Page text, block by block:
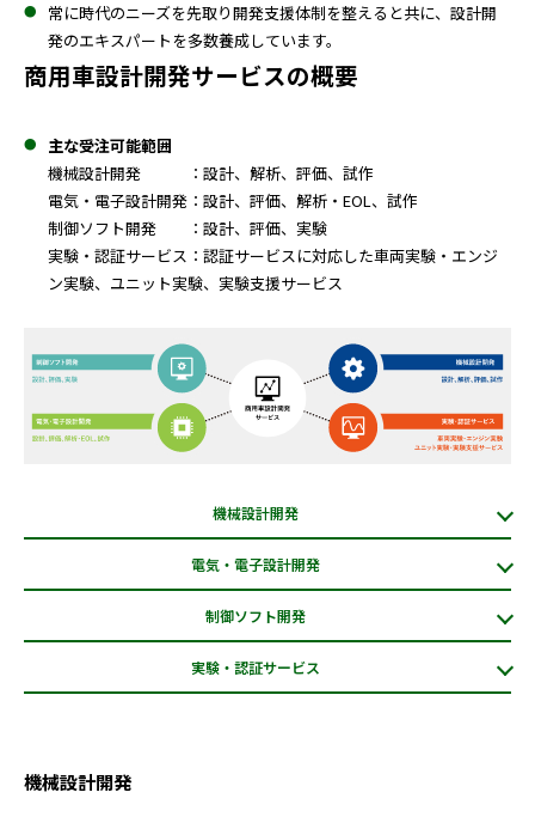
常に時代のニーズを先取り開発支援体制を整えると共に、設計開
発のエキスパートを多数養成しています。
商用車設計開発サービスの概要
主な受注可能範囲
機械設計開発 ：設計、解析、評価、試作
電気・電子設計開発：設計、評価、解析・EOL、試作
制御ソフト開発 ：設計、評価、実験
実験・認証サービス：認証サービスに対応した車両実験・エンジ
ン実験、ユニット実験、実験支援サービス
機械設計開発
電気・電子設計開発
制御ソフト開発
実験・認証サービス
機械設計開発